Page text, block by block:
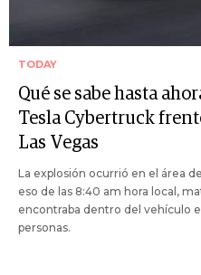
TODAY
Qué se sabe hasta
Tesla Cybertruck
Las Vegas
La explosión ocurrió en el área
eso de las 8:40 am hora local,
encontraba dentro del vehículo
personas.